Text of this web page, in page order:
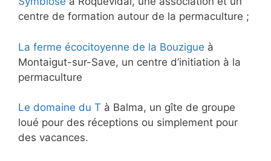
centre de formation autour de la permaculture ;
La ferme écocitoyenne de la Bouzigue à
Montaigut-sur-Save, un centre d’initiation à la
permaculture
Le domaine du T à Balma, un gîte de groupe
loué pour des réceptions ou simplement pour
des vacances.